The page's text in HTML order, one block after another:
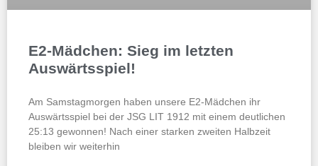
E2-Mädchen: Sieg im letzten
Auswärtsspiel!
Am Samstagmorgen haben unsere E2-Mädchen ihr
Auswärtsspiel bei der JSG LIT 1912 mit einem deutlichen
25:13 gewonnen! Nach einer starken zweiten Halbzeit
bleiben wir weiterhin